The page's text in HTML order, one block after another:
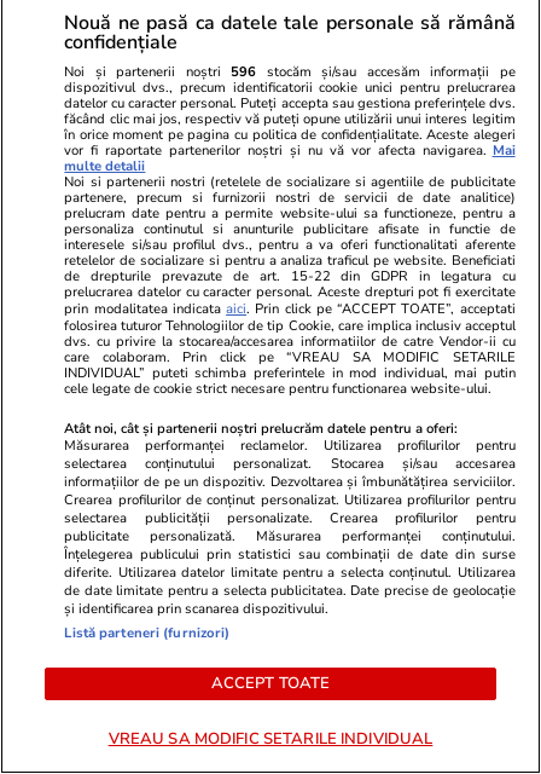
Știri România 15:35
Soluția adoptată în Senat
pentru scumpirile la carburanți:
cum va funcționa „acciza
dinamică” și ce risc de penurie
există
Știri România 14:55
Kazahstanul a repornit livrările
de petrol prin Marea Neagră.
Miza uriașă pentru România
09:00
Crize de identitate și clarificări
doctrinare. Ce pare să anunțe
dezbaterea din PNL după
decesul USL
Nouă ne pasă ca datele tale personale să rămână
confidențiale
Noi și partenerii noștri 596 stocăm și/sau accesăm informații pe
dispozitivul dvs., precum identificatorii cookie unici pentru prelucrarea
datelor cu caracter personal. Puteți accepta sau gestiona preferințele dvs.
făcând clic mai jos, respectiv vă puteți opune utilizării unui interes legitim
în orice moment pe pagina cu politica de confidențialitate. Aceste alegeri
vor fi raportate partenerilor noștri și nu vă vor afecta navigarea. Mai
multe detalii
Noi si partenerii nostri (retelele de socializare si agentiile de publicitate
partenere, precum si furnizorii nostri de servicii de date analitice)
prelucram date pentru a permite website-ului sa functioneze, pentru a
personaliza continutul si anunturile publicitare afisate in functie de
interesele si/sau profilul dvs., pentru a va oferi functionalitati aferente
retelelor de socializare si pentru a analiza traficul pe website. Beneficiati
de drepturile prevazute de art. 15-22 din GDPR in legatura cu
prelucrarea datelor cu caracter personal. Aceste drepturi pot fi exercitate
prin modalitatea indicataaici. Prin click pe “ACCEPT TOATE”, acceptati
folosirea tuturor Tehnologiilor de tip Cookie, care implica inclusiv acceptul
dvs. cu privire la stocarea/accesarea informatiilor de catre Vendor-ii cu
care colaboram. Prin click pe “VREAU SA MODIFIC SETARILE
INDIVIDUAL” puteti schimba preferintele in mod individual, mai putin
cele legate de cookie strict necesare pentru functionarea website-ului.
Atât noi, cât și partenerii noștri prelucrăm datele pentru a oferi:
Măsurarea performanței reclamelor. Utilizarea profilurilor pentru
selectarea conținutului personalizat. Stocarea și/sau accesarea
informațiilor de pe un dispozitiv. Dezvoltarea și îmbunătățirea serviciilor.
Crearea profilurilor de conținut personalizat. Utilizarea profilurilor pentru
selectarea publicității personalizate. Crearea profilurilor pentru
publicitate personalizată. Măsurarea performanței conținutului.
Înțelegerea publicului prin statistici sau combinații de date din surse
diferite. Utilizarea datelor limitate pentru a selecta conținutul. Utilizarea
de date limitate pentru a selecta publicitatea. Date precise de geolocație
și identificarea prin scanarea dispozitivului.
Listă parteneri (furnizori)
ACCEPT TOATE
VREAU SA MODIFIC SETARILE INDIVIDUAL